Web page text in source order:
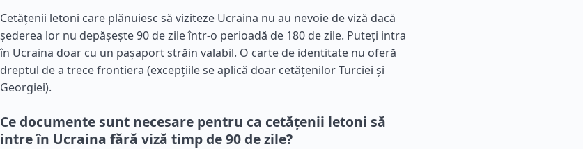
Cetățenii letoni care plănuiesc să viziteze Ucraina nu au nevoie de viză dacă
șederea lor nu depășește 90 de zile într-o perioadă de 180 de zile. Puteți intra
în Ucraina doar cu un pașaport străin valabil. O carte de identitate nu oferă
dreptul de a trece frontiera (excepțiile se aplică doar cetățenilor Turciei și
Georgiei).
Ce documente sunt necesare pentru ca cetățenii letoni să
intre în Ucraina fără viză timp de 90 de zile?